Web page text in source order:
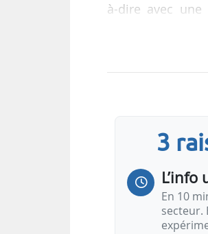
à-dire avec une
côtes nord de
3
En 10
secteur.